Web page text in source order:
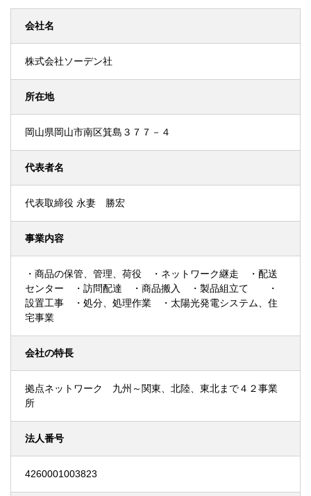
会社名
株式会社ソーデン社
所在地
岡山県岡山市南区箕島３７７－４
代表者名
代表取締役 永妻 勝宏
事業内容
・商品の保管、管理、荷役 ・ネットワーク継走 ・配送
センター ・訪問配達 ・商品搬入 ・製品組立て ・
設置工事 ・処分、処理作業 ・太陽光発電システム、住
宅事業
会社の特長
拠点ネットワーク 九州～関東、北陸、東北まで４２事業
所
法人番号
4260001003823